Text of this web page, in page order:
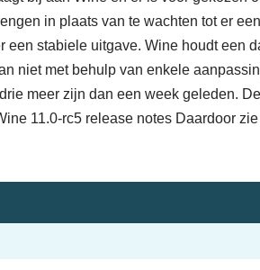
in plaats van te wachten tot er
een stabiele uitgave. Wine houdt een
niet met behulp van enkele
meer zijn dan een week geleden.
11.0-rc5 release notes Daardoor